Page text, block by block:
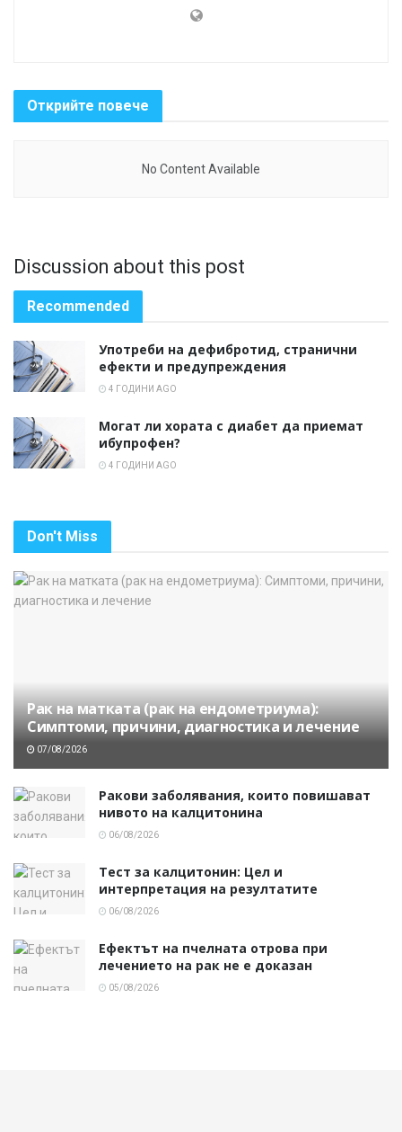
Открийте повече
No Content Available
Discussion about this post
Recommended
Употреби на дефибротид, странични
ефекти и предупреждения
4 ГОДИНИ AGO
Могат ли хората с диабет да приемат
ибупрофен?
4 ГОДИНИ AGO
Don't Miss
Рак на матката (рак на ендометриума):
Симптоми, причини, диагностика и лечение
07/08/2026
Ракови заболявания, които повишават
нивото на калцитонина
06/08/2026
Тест за калцитонин: Цел и
интерпретация на резултатите
06/08/2026
Ефектът на пчелната отрова при
лечението на рак не е доказан
05/08/2026